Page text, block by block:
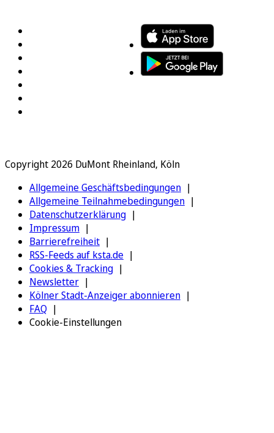
Copyright 2026 DuMont Rheinland, Köln
Allgemeine Geschäftsbedingungen
Allgemeine Teilnahmebedingungen
Datenschutzerklärung
Impressum
Barrierefreiheit
RSS-Feeds auf ksta.de
Cookies & Tracking
Newsletter
Kölner Stadt-Anzeiger abonnieren
FAQ
Cookie-Einstellungen